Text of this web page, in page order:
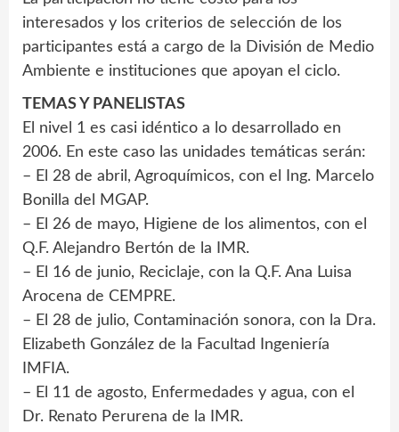
interesados y los criterios de selección de los
participantes está a cargo de la División de Medio
Ambiente e instituciones que apoyan el ciclo.
TEMAS Y PANELISTAS
El nivel 1 es casi idéntico a lo desarrollado en
2006. En este caso las unidades temáticas serán:
– El 28 de abril, Agroquímicos, con el Ing. Marcelo
Bonilla del MGAP.
– El 26 de mayo, Higiene de los alimentos, con el
Q.F. Alejandro Bertón de la IMR.
– El 16 de junio, Reciclaje, con la Q.F. Ana Luisa
Arocena de CEMPRE.
– El 28 de julio, Contaminación sonora, con la Dra.
Elizabeth González de la Facultad Ingeniería
IMFIA.
– El 11 de agosto, Enfermedades y agua, con el
Dr. Renato Perurena de la IMR.